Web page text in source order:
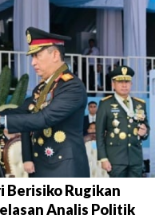
Berisiko Rugikan
Analis Politik